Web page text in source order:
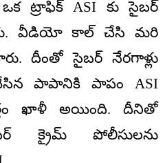
ట్రాఫిక్ ASI కు సైబర్
వీడియో కాల్ చేసి మరి
దీంతో సైబర్ నేరగాళ్లు
పాపానికి పాపం ASI
ఖాళీ అయింది. దీనితో
క్రైమ్ పోలీసులను